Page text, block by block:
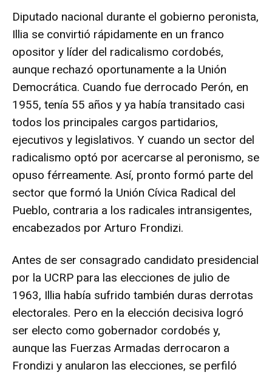
Diputado nacional durante el gobierno peronista,
Illia se convirtió rápidamente en un franco
opositor y líder del radicalismo cordobés,
aunque rechazó oportunamente a la Unión
Democrática. Cuando fue derrocado Perón, en
1955, tenía 55 años y ya había transitado casi
todos los principales cargos partidarios,
ejecutivos y legislativos. Y cuando un sector del
radicalismo optó por acercarse al peronismo, se
opuso férreamente. Así, pronto formó parte del
sector que formó la Unión Cívica Radical del
Pueblo, contraria a los radicales intransigentes,
encabezados por Arturo Frondizi.
Antes de ser consagrado candidato presidencial
por la UCRP para las elecciones de julio de
1963, Illia había sufrido también duras derrotas
electorales. Pero en la elección decisiva logró
ser electo como gobernador cordobés y,
aunque las Fuerzas Armadas derrocaron a
Frondizi y anularon las elecciones, se perfiló